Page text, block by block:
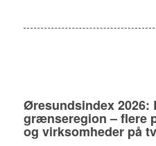
Øresundsindex
grænseregion – flere
og virksomheder på